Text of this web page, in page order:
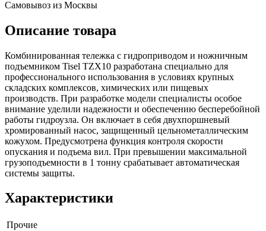
Самовывоз из Москвы
Описание товара
Комбинированная тележка с гидроприводом и ножничным
подъемником Tisel TZX10 разработана специально для
профессионального использования в условиях крупных
складских комплексов, химических или пищевых
производств. При разработке модели специалисты особое
внимание уделили надежности и обеспечению бесперебойной
работы гидроузла. Он включает в себя двухпоршневый
хромированный насос, защищенный цельнометаллическим
кожухом. Предусмотрена функция контроля скорости
опускания и подъема вил. При превышении максимальной
грузоподъемности в 1 тонну срабатывает автоматическая
системы защиты.
Характеристики
Прочие